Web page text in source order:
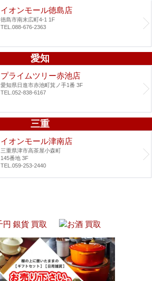
イオンモール徳島店
徳島市南末広町4-1 1F
TEL.088-676-2363
愛知
プライムツリー赤池店
愛知県日進市赤池町箕ノ手1番 3F
TEL.052-838-6167
三重
イオンモール津南店
三重県津市高茶屋小森町
145番地 3F
TEL.059-253-2440